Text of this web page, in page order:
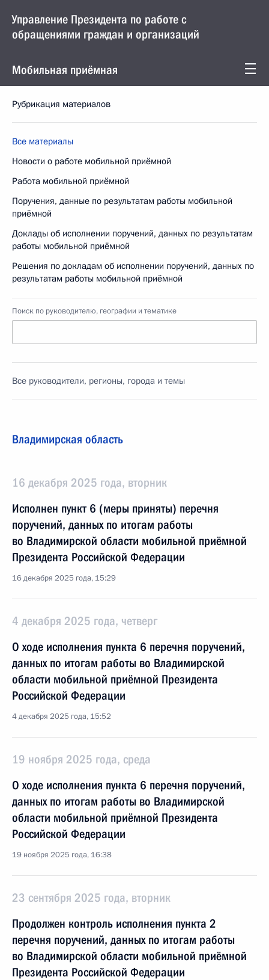
Управление Президента по работе с
обращениями граждан и организаций
Мобильная приёмная
Рубрикация материалов
Все материалы
Новости о работе мобильной приёмной
Работа мобильной приёмной
Поручения, данные по результатам работы мобильной
приёмной
Доклады об исполнении поручений, данных по результатам
работы мобильной приёмной
Решения по докладам об исполнении поручений, данных по
результатам работы мобильной приёмной
Поиск по руководителю, географии и тематике
Все руководители, регионы, города и темы
Владимирская область
16 декабря 2025 года, вторник
Исполнен пункт 6 (меры приняты) перечня
поручений, данных по итогам работы
во Владимирской области мобильной приёмной
Президента Российской Федерации
16 декабря 2025 года, 15:29
4 декабря 2025 года, четверг
О ходе исполнения пункта 6 перечня поручений,
данных по итогам работы во Владимирской
области мобильной приёмной Президента
Российской Федерации
4 декабря 2025 года, 15:52
19 ноября 2025 года, среда
О ходе исполнения пункта 6 перечня поручений,
данных по итогам работы во Владимирской
области мобильной приёмной Президента
Российской Федерации
19 ноября 2025 года, 16:38
23 сентября 2025 года, вторник
Продолжен контроль исполнения пункта 2
перечня поручений, данных по итогам работы
во Владимирской области мобильной приёмной
Президента Российской Федерации